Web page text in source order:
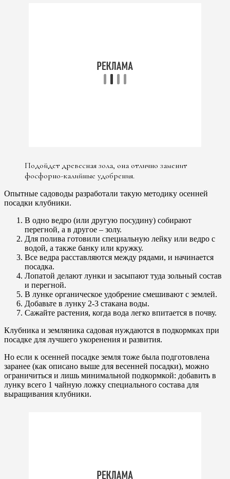
Подойдет древесная зола, она отлично заменит
фосфорно-калийные удобрения.
Опытные садоводы разработали такую ​​методику осенней
посадки клубники.
В одно ведро (или другую посудину) собирают
перегной, а в другое – золу.
Для полива готовили специальную лейку или ведро с
водой, а также банку или кружку.
Все ведра расставляются между рядами, и начинается
посадка.
Лопатой делают лунки и засыпают туда зольный состав
и перегной.
В лунке органическое удобрение смешивают с землей.
Добавьте в лунку 2-3 стакана воды.
Сажайте растения, когда вода легко впитается в почву.
Клубника и земляника садовая нуждаются в подкормках при
посадке для лучшего укоренения и развития.
Но если к осенней посадке земля тоже была подготовлена ​​
заранее (как описано выше для весенней посадки), можно
ограничиться и лишь минимальной подкормкой: добавить в
лунку всего 1 чайную ложку специального состава для
выращивания клубники.